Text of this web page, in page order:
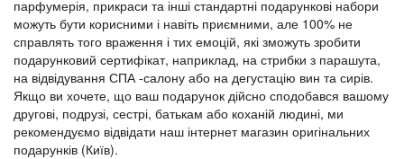
парфумерія, прикраси та інші стандартні подарункові набори
можуть бути корисними і навіть приємними, але 100% не
справлять того враження і тих емоцій, які зможуть зробити
подарунковий сертифікат, наприклад, на стрибки з парашута,
на відвідування СПА -салону або на дегустацію вин та сирів.
Якщо ви хочете, що ваш подарунок дійсно сподобався вашому
другові, подрузі, сестрі, батькам або коханій людині, ми
рекомендуємо відвідати наш інтернет магазин оригінальних
подарунків (Київ).